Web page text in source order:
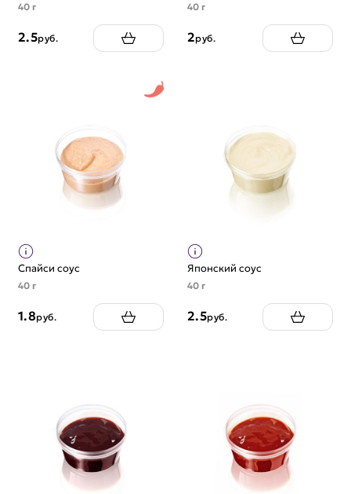
40 г
2.5руб.
40 г
2руб.
Спайси соус
40 г
1.8руб.
Японский соус
40 г
2.5руб.